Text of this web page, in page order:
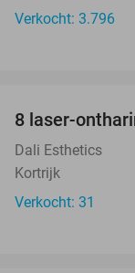
Verkocht: 3.796
8 laser-
Dali Esthetics
Kortrijk
Verkocht: 31